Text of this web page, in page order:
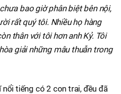
bao giờ phân biệt bên nội,
rất quý tôi. Nhiều họ hàng
thân với tôi hơn anh Kỷ. Tôi
giải những mâu thuẫn trong
tiếng có 2 con trai, đều đã